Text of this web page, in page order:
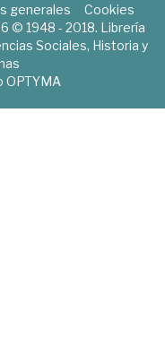
generales
Cookies
© 1948 - 2018. Librería
Sociales, Historia y
OPTYMA